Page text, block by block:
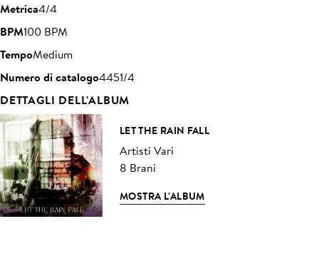
Metrica4/4
BPM100 BPM
TempoMedium
Numero di catalogo4451/4
DETTAGLI DELL'ALBUM
LET THE RAIN FALL
Artisti Vari
8 Brani
MOSTRA L'ALBUM